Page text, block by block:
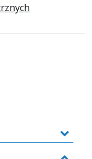
link